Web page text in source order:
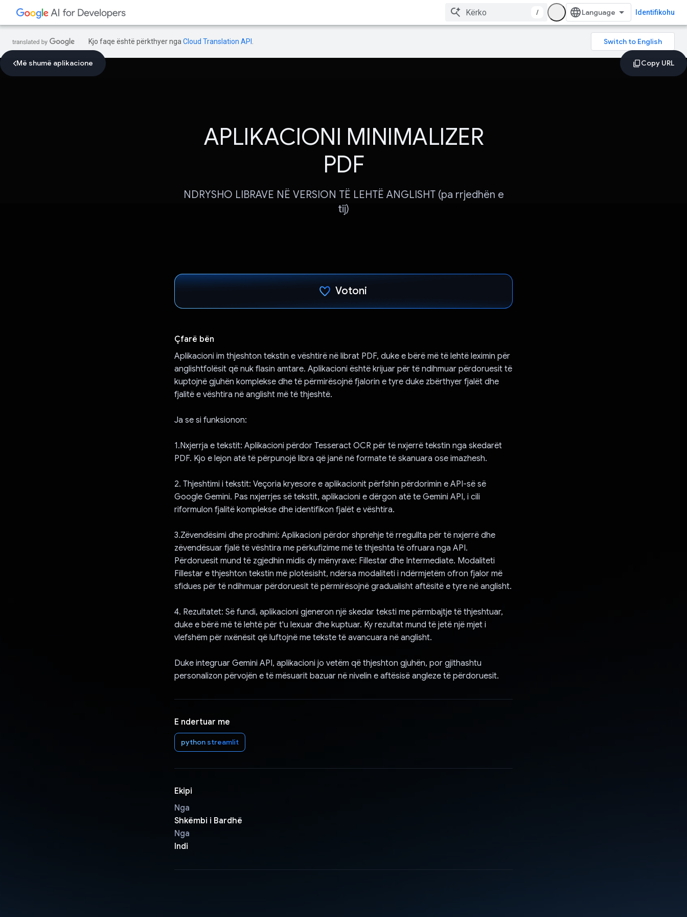
/ Identifikohu
Kjo faqe është përkthyer nga Cloud Translation API
Më shumë aplikacione
APLIKACIONI MINIMALIZER
PDF
NDRYSHO LIBRAVE NË VERSION TË LEHTË ANGLISHT (pa rrjedhën e
tij)
Votoni
Çfarë bën
Aplikacioni im thjeshton tekstin e vështirë në librat PDF, duke e bërë më të lehtë leximin për
anglishtfolësit që nuk flasin amtare. Aplikacioni është krijuar për të ndihmuar përdoruesit të
kuptojnë gjuhën komplekse dhe të përmirësojnë fjalorin e tyre duke zbërthyer fjalët dhe
fjalitë e vështira në anglisht më të thjeshtë.
Ja se si funksionon:
1.Nxjerrja e tekstit: Aplikacioni përdor Tesseract OCR për të nxjerrë tekstin nga skedarët
PDF. Kjo e lejon atë të përpunojë libra që janë në formate të skanuara ose imazhesh.
2. Thjeshtimi i tekstit: Veçoria kryesore e aplikacionit përfshin përdorimin e API-së së
Google Gemini. Pas nxjerrjes së tekstit, aplikacioni e dërgon atë te Gemini API, i cili
riformulon fjalitë komplekse dhe identifikon fjalët e vështira.
3.Zëvendësimi dhe prodhimi: Aplikacioni përdor shprehje të rregullta për të nxjerrë dhe
zëvendësuar fjalë të vështira me përkufizime më të thjeshta të ofruara nga API.
Përdoruesit mund të zgjedhin midis dy mënyrave: Fillestar dhe Intermediate. Modaliteti
Fillestar e thjeshton tekstin më plotësisht, ndërsa modaliteti i ndërmjetëm ofron fjalor më
sfidues për të ndihmuar përdoruesit të përmirësojnë gradualisht aftësitë e tyre në anglisht.
4. Rezultatet: Së fundi, aplikacioni gjeneron një skedar teksti me përmbajtje të thjeshtuar,
duke e bërë më të lehtë për t'u lexuar dhe kuptuar. Ky rezultat mund të jetë një mjet i
vlefshëm për nxënësit që luftojnë me tekste të avancuara në anglisht.
Duke integruar Gemini API, aplikacioni jo vetëm që thjeshton gjuhën, por gjithashtu
personalizon përvojën e të mësuarit bazuar në nivelin e aftësisë angleze të përdoruesit.
E ndertuar me
python streamlit
Ekipi
Nga
Shkëmbi i Bardhë
Nga
Indi